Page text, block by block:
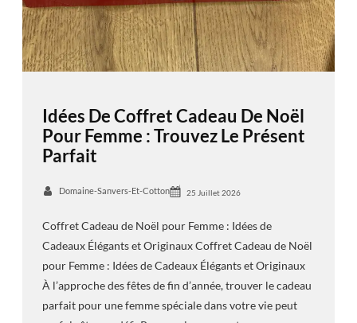
Idées De Coffret Cadeau De Noël
Pour Femme : Trouvez Le Présent
Parfait
Domaine-Sanvers-Et-Cotton 25 Juillet 2026
Coffret Cadeau de Noël pour Femme : Idées de
Cadeaux Élégants et Originaux Coffret Cadeau de Noël
pour Femme : Idées de Cadeaux Élégants et Originaux
À l’approche des fêtes de fin d’année, trouver le cadeau
parfait pour une femme spéciale dans votre vie peut